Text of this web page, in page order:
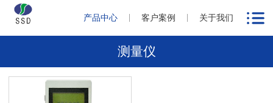
产品中心 客户案例 关于我们
测量仪